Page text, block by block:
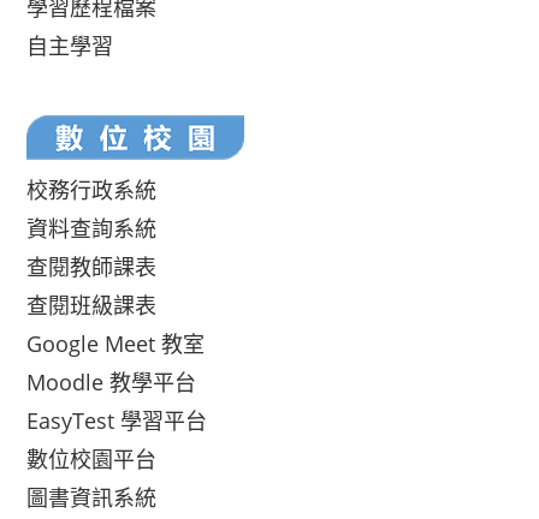
學習歷程檔案
自主學習
校務行政系統
資料查詢系統
查閱教師課表
查閱班級課表
Google Meet 教室
Moodle 教學平台
EasyTest 學習平台
數位校園平台
圖書資訊系統